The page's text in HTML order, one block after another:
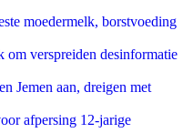
moedermelk, borstvoeding
verspreiden desinformatie
Jemen aan, dreigen met
afpersing 12-jarige